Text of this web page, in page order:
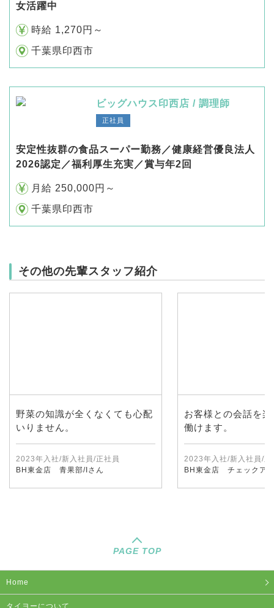
女活躍中
時給 1,270円～
千葉県印西市
ビッグハウス印西店 / 調理師
正社員
安定性抜群の食品スーパー勤務／健康経営優良法人
2026認定／福利厚生充実／賞与年2回
月給 250,000円～
千葉県印西市
その他の先輩スタッフ紹介
野菜の知識が全くなくても心配
いりません。
2023年入社/新入社員/正社員
BH東金店 青果部/Iさん
お客様との会話を
働けます。
2023年入社/新入社員/正
BH東金店 チェックア
PAGE TOP
Home